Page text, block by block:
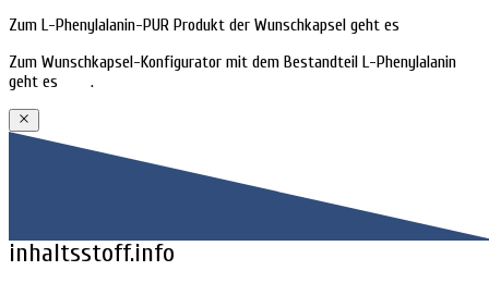
Zum L-Phenylalanin-PUR Produkt der Wunschkapsel geht es
Zum Wunschkapsel-Konfigurator mit dem Bestandteil L-Phenylalanin
geht es
.
inhaltsstoff.info